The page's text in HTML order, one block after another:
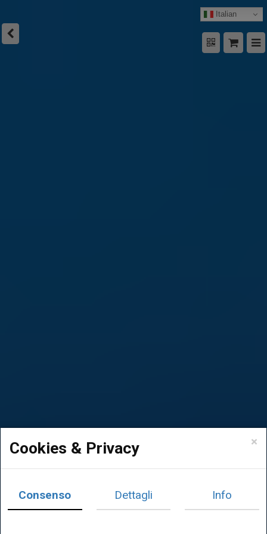
Italian
×
Cookies & Privacy
Consenso Dettagli Info